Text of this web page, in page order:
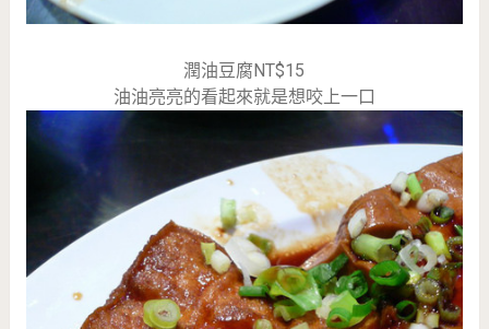
潤油豆腐NT$15
油油亮亮的看起來就是想咬上一口